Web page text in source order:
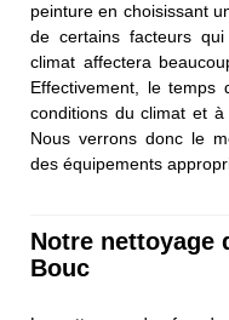
peinture en choisissant
de certains facteurs
climat affectera
Effectivement, le temps
conditions du climat et
Nous verrons donc le
des équipements
Notre nettoyage
Bouc